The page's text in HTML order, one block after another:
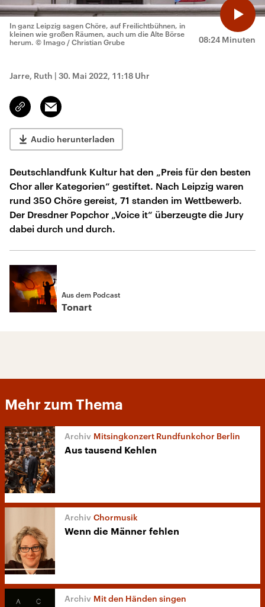
08:24 Minuten
In ganz Leipzig sagen Chöre, auf Freilichtbühnen, in
kleinen wie großen Räumen, auch um die Alte Börse
herum. © Imago / Christian Grube
Jarre, Ruth | 30. Mai 2022, 11:18 Uhr
Link
kopieren/teilen
Email
Audio herunterladen
Deutschlandfunk Kultur hat den „Preis für den besten
Chor aller Kategorien“ gestiftet. Nach Leipzig waren
rund 350 Chöre gereist, 71 standen im Wettbewerb.
Der Dresdner Popchor „Voice it“ überzeugte die Jury
dabei durch und durch.
Aus dem Podcast
Tonart
Mehr zum Thema
Mitsingkonzert Rundfunkchor Berlin
Aus tausend Kehlen
Chormusik
Wenn die Männer fehlen
Mit den Händen singen